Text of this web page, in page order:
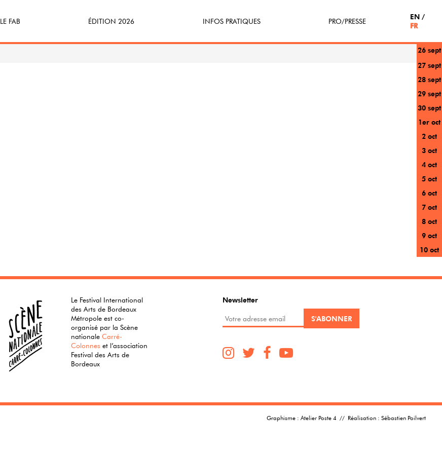
LE FAB ÉDITION 2026 INFOS PRATIQUES PRO/PRESSE
EN
FR
26 sept
27 sept
28 sept
29 sept
30 sept
1er oct
2 oct
3 oct
4 oct
5 oct
6 oct
7 oct
8 oct
9 oct
10 oct
Le Festival International
des Arts de Bordeaux
Métropole est co-
organisé par la Scène
nationaleCarré-
Colonnes et l’association
Festival des Arts de
Bordeaux
Newsletter
Graphisme : Atelier Poste 4 // Réalisation : Sébastien Poilvert